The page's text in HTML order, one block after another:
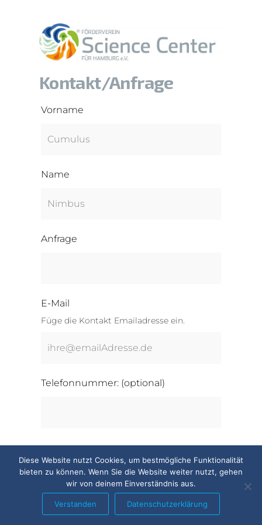
Kontakt/Anfrage
Vorname
Name
Anfrage
E-Mail
Füge die Kontakt Emailadresse ein.
Telefonnummer: (optional)
Anfrage abschicken
zurück zur Startseite
Diese Website nutzt Cookies, um bestmögliche Funktionalität
bieten zu können. Wenn Sie die Website weiter nutzt, gehen
wir von deinem Einverständnis aus.
Verstanden Datenschutzerklärung